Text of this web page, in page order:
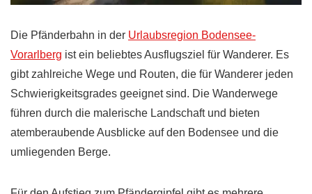
Die Pfänderbahn in der Urlaubsregion Bodensee-
Vorarlberg ist ein beliebtes Ausflugsziel für Wanderer. Es
gibt zahlreiche Wege und Routen, die für Wanderer jeden
Schwierigkeitsgrades geeignet sind. Die Wanderwege
führen durch die malerische Landschaft und bieten
atemberaubende Ausblicke auf den Bodensee und die
umliegenden Berge.